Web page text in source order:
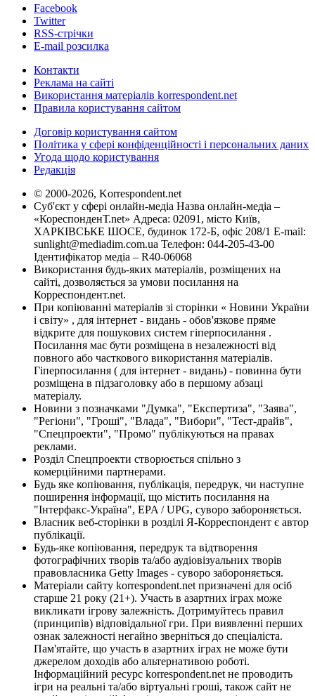
Facebook
Twitter
RSS-стрічки
E-mail розсилка
Контакти
Реклама на сайті
Використання матеріалів korrespondent.net
Правила користування сайтом
Договір користування сайтом
Політика у сфері конфіденційності і персональних даних
Угода щодо користування
Редакція
© 2000-2026, Korrespondent.net
Суб'єкт у сфері онлайн-медіа Назва онлайн-медіа –
«КореспонденТ.net» Адреса: 02091, місто Київ,
ХАРКІВСЬКЕ ШОСЕ, будинок 172-Б, офіс 208/1 E-mail:
sunlight@mediadim.com.ua Телефон: 044-205-43-00
Ідентифікатор медіа – R40-06068
Використання будь-яких матеріалів, розміщених на
сайті, дозволяється за умови посилання на
Корреспондент.net.
При копіюванні матеріалів зі сторінки « Новини України
і світу» , для інтернет - видань - обов'язкове пряме
відкрите для пошукових систем гіперпосилання .
Посилання має бути розміщена в незалежності від
повного або часткового використання матеріалів.
Гіперпосилання ( для інтернет - видань) - повинна бути
розміщена в підзаголовку або в першому абзаці
матеріалу.
Новини з позначками "Думка", "Експертиза", "Заява",
"Регіони", "Гроші", "Влада", "Вибори", "Тест-драйв",
"Спецпроекти", "Промо" публікуються на правах
реклами.
Розділ Спецпроекти створюється спільно з
комерційними партнерами.
Будь яке копіювання, публікація, передрук, чи наступне
поширення інформації, що містить посилання на
"Інтерфакс-Україна", EPA / UPG, суворо забороняється.
Власник веб-сторінки в розділі Я-Корреспондент є автор
публікації.
Будь-яке копіювання, передрук та відтворення
фотографічних творів та/або аудіовізуальних творів
правовласника Getty Images - суворо забороняється.
Матеріали сайту korrespondent.net призначені для осіб
старше 21 року (21+). Участь в азартних іграх може
викликати ігрову залежність. Дотримуйтесь правил
(принципів) відповідальної гри. При виявленні перших
ознак залежності негайно зверніться до спеціаліста.
Пам'ятайте, що участь в азартних іграх не може бути
джерелом доходів або альтернативою роботі.
Інформаційний ресурс korrespondent.net не проводить
ігри на реальні та/або віртуальні гроші, також сайт не